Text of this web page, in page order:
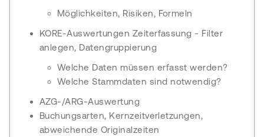
Möglichkeiten, Risiken, Formeln
KORE-Auswertungen Zeiterfassung - Filter
anlegen, Datengruppierung
Welche Daten müssen erfasst werden?
Welche Stammdaten sind notwendig?
AZG-/ARG-Auswertung
Buchungsarten, Kernzeitverletzungen,
abweichende Originalzeiten